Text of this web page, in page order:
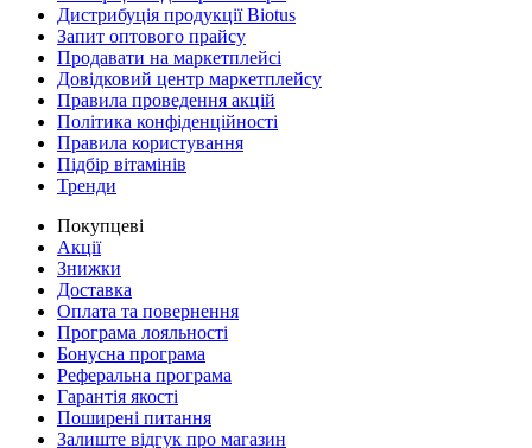
Дистрибуція продукції Biotus
Запит оптового прайсу
Продавати на маркетплейсі
Довідковий центр маркетплейсу
Правила проведення акцій
Політика конфіденційності
Правила користування
Підбір вітамінів
Тренди
Покупцеві
Акції
Знижки
Доставка
Оплата та повернення
Програма лояльності
Бонусна програма
Реферальна програма
Гарантія якості
Поширені питання
Залиште відгук про магазин